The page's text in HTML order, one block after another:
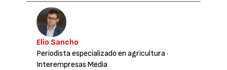
Elio Sancho
Periodista especializado en agricultura·
Interempresas Media